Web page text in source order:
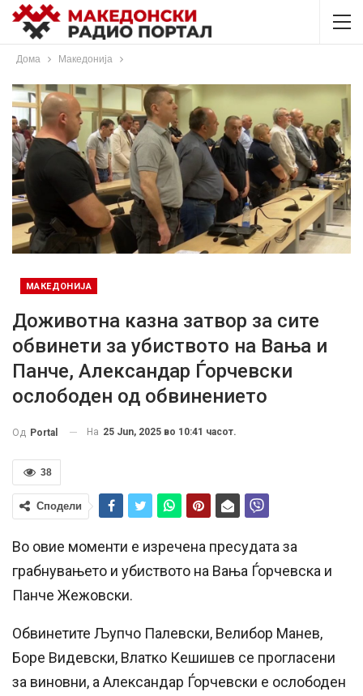
Дома Македонија
МАКЕДОНИЈА
Доживотна казна затвор за сите
обвинети за убиството на Вања и
Панче, Александар Ѓорчевски
ослободен од обвинението
Од Portal На 25 Jun, 2025 во 10:41 часот.
38
Сподели
Во овие моменти е изречена пресудата за
грабнувањето и убиството на Вања Ѓорчевска и
Панче Жежовски.
Обвинетите Љупчо Палевски, Велибор Манев,
Боре Видевски, Влатко Кешишев се прогласени
за виновни, а Александар Ѓорчевски е ослободен